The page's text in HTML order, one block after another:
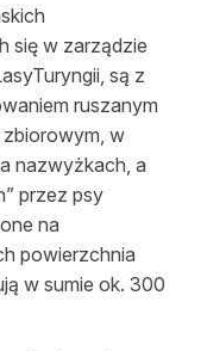
się w zarządzie
są z
ruszanym
w
nazwyżkach, a
przez psy
na
powierzchnia
w sumie ok. 300